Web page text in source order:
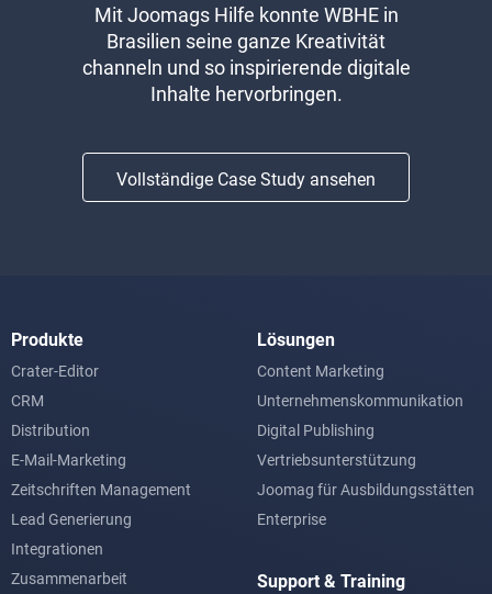
Mit Joomags Hilfe konnte WBHE in
Brasilien seine ganze Kreativität
channeln und so inspirierende digitale
Inhalte hervorbringen.
Vollständige Case Study ansehen
Produkte
Crater-Editor
CRM
Distribution
E-Mail-Marketing
Zeitschriften Management
Lead Generierung
Integrationen
Zusammenarbeit
Lösungen
Content Marketing
Unternehmenskommunikation
Digital Publishing
Vertriebsunterstützung
Joomag für Ausbildungsstätten
Enterprise
Support & Training